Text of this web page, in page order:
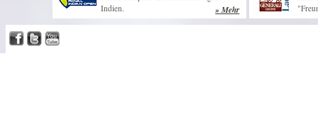
Indien.
» Mehr